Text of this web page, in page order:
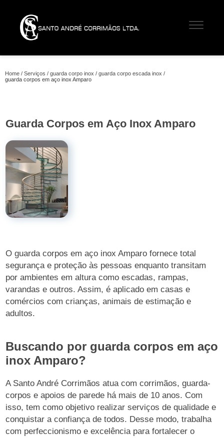
Home Serviços guarda corpo inox
guarda corpo escada inox
guarda corpos em aço inox Amparo
Guarda Corpos em Aço Inox Amparo
O guarda corpos em aço inox Amparo fornece total
segurança e proteção às pessoas enquanto transitam
por ambientes em altura como escadas, rampas,
varandas e outros. Assim, é aplicado em casas e
comércios com crianças, animais de estimação e
adultos.
Buscando por guarda corpos em aço
inox Amparo?
A Santo André Corrimãos atua com corrimãos, guarda-
corpos e apoios de parede há mais de 10 anos. Com
isso, tem como objetivo realizar serviços de qualidade e
conquistar a confiança de todos. Desse modo, trabalha
com perfeccionismo e excelência para fortalecer o